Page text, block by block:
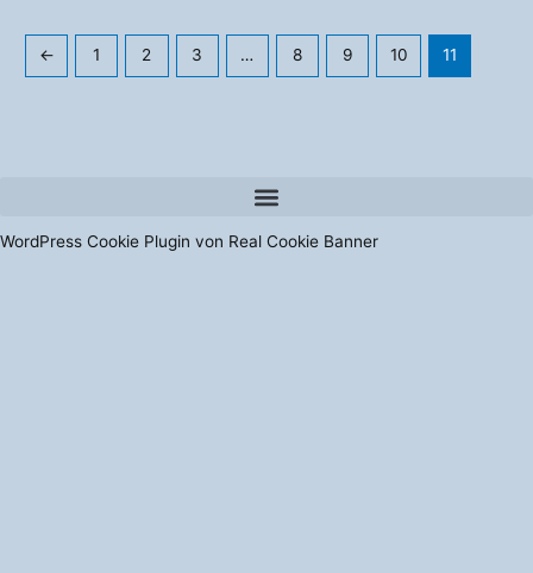
← 1 2 3 … 8 9 10 11
WordPress Cookie Plugin von Real Cookie Banner